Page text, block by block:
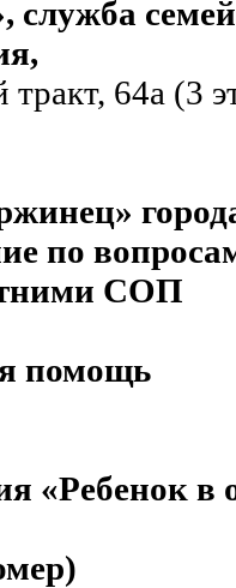
64а (3
по
СОП
помощь
«Ребенок в